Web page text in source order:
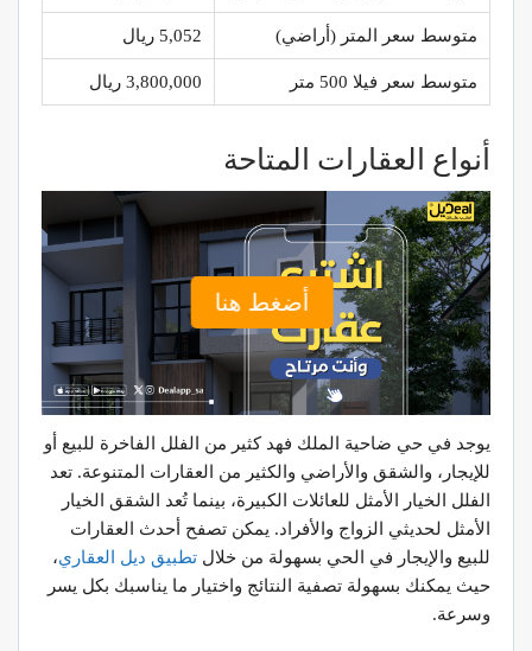
متوسط سعر المتر (أراضي) 5,052 ريال
متوسط سعر فيلا 500 متر 3,800,000 ريال
أنواع العقارات المتاحة
أضغط هنا
يوجد في حي ضاحية الملك فهد كثير من الفلل الفاخرة للبيع أو
للإيجار، والشقق والأراضي والكثير من العقارات المتنوعة. تعد
الفلل الخيار الأمثل للعائلات الكبيرة، بينما تُعد الشقق الخيار
الأمثل لحديثي الزواج والأفراد. يمكن تصفح أحدث العقارات
للبيع والإيجار في الحي بسهولة من خلال تطبيق ديل العقاري،
حيث يمكنك بسهولة تصفية النتائج واختيار ما يناسبك بكل يسر
وسرعة.